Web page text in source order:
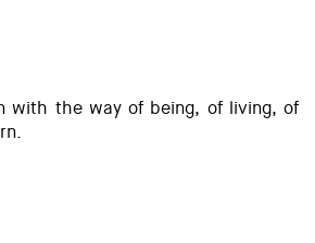
with the way of being, of living, of